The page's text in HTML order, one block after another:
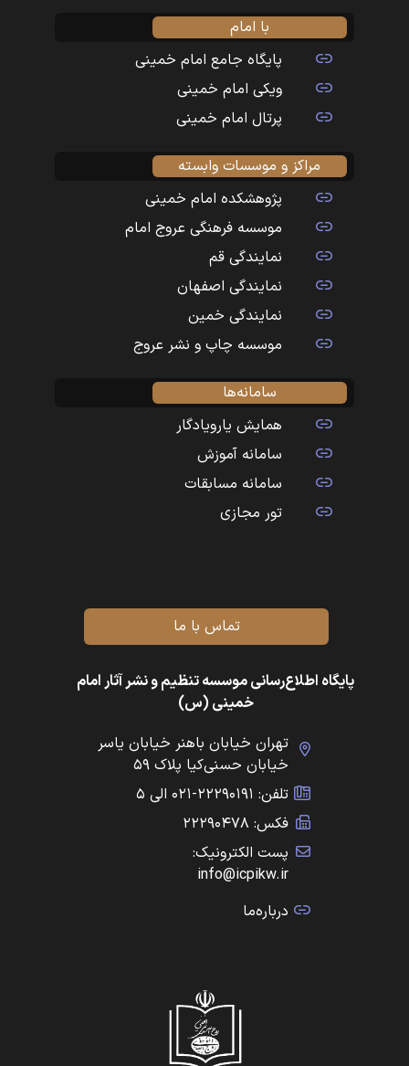
با امام
پایگاه جامع امام خمینی
ویکی امام خمینی
پرتال امام خمینی
مراکز و موسسات وابسته
پژوهشکده امام خمینی
موسسه فرهنگی عروج امام
نمایندگی قم
نمایندگی اصفهان
نمایندگی خمین
موسسه چاپ و نشر عروج
سامانه‌ها
همایش یارویادگار
سامانه آموزش
سامانه مسابقات
تور مجازی
تماس با ما
پایگاه اطلاع‌رسانی موسسه تنظیم و نشر آثار امام
خمینی (س)
تهران خیابان باهنر خیابان یاسر
خیابان حسنی‌کیا پلاک ۵۹
تلفن: ۲۲۲۹۰۱۹۱-۰۲۱ الی ۵
فکس: ۲۲۲۹۰۴۷۸
پست الکترونیک:
info@icpikw.ir
درباره‌ما